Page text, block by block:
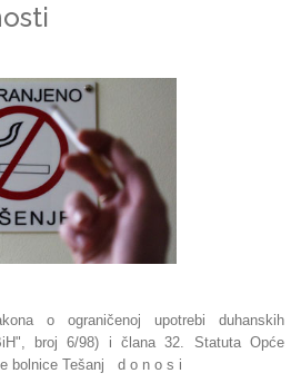
o ograničenoj upotrebi duhanskih
broj 6/98) i člana 32. Statuta Opće
bolnice Tešanj d o n o s i